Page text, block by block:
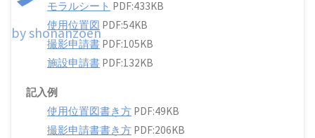
by shonanzoen
モラルシート PDF:433KB
使用位置図 PDF:54KB
撮影申請書 PDF:105KB
施設申請書 PDF:132KB
記入例
使用位置図書き方 PDF:49KB
撮影申請書書き方 PDF:206KB